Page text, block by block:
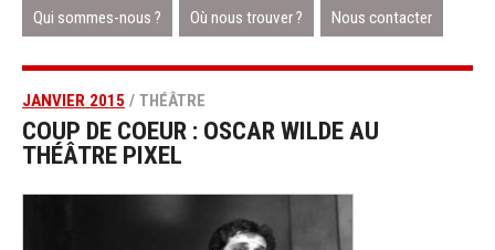
Qui sommes-nous ? Où nous trouver ? Nous contacter
JANVIER 2015 / THÉÂTRE
COUP DE COEUR : OSCAR WILDE AU
THÉÂTRE PIXEL